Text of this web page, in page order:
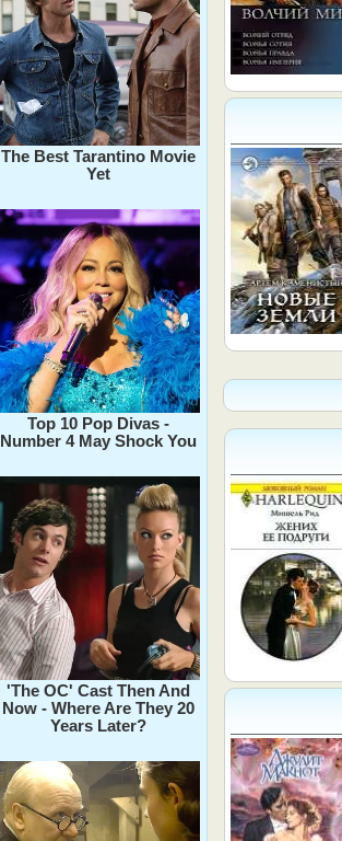
The Best Tarantino Movie
Yet
Top 10 Pop Divas -
Number 4 May Shock You
'The OC' Cast Then And
Now - Where Are They 20
Years Later?